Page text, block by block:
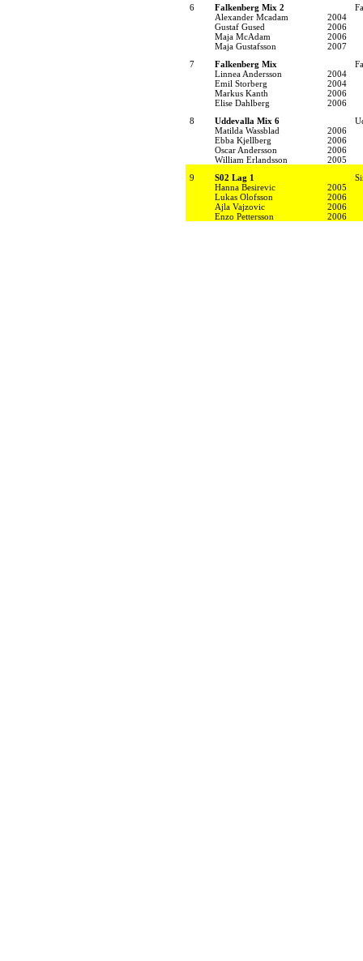
6 Falkenberg Mix 2
Alexander Mcadam
2004
Gustaf Gused
2006
Maja McAdam
2006
Maja Gustafsson
2007
7
Falkenberg Mix
Linnea Andersson
2004
Emil Storberg
2004
Markus Kanth
2006
Elise Dahlberg
2006
8
Uddevalla Mix 6
Matilda Wassblad
2006
Ebba Kjellberg
2006
Oscar Andersson
2006
William Erlandsson
2005
9
S02 Lag 1
Hanna Besirevic
2005
Lukas Olofsson
2006
Ajla Vajzovic
2006
Enzo Pettersson
2006